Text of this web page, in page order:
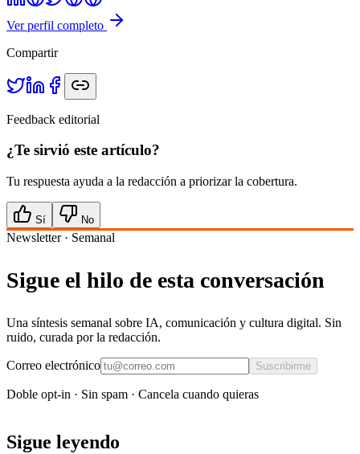
Ver perfil completo
Compartir
Feedback editorial
¿Te sirvió este artículo?
Tu respuesta ayuda a la redacción a priorizar la cobertura.
Sí No
Newsletter · Semanal
Sigue el hilo de esta conversación
Una síntesis semanal sobre IA, comunicación y cultura digital. Sin
ruido, curada por la redacción.
Correo electrónico Suscribirme
Doble opt-in · Sin spam · Cancela cuando quieras
Sigue leyendo